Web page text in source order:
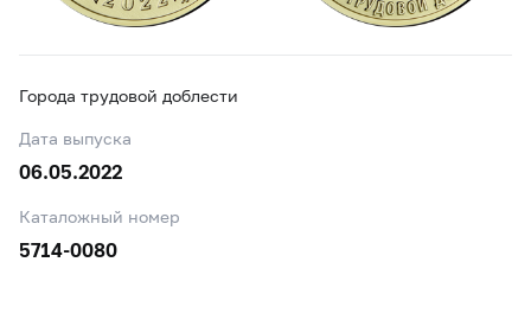
Города трудовой доблести
Дата выпуска
06.05.2022
Каталожный номер
5714-0080